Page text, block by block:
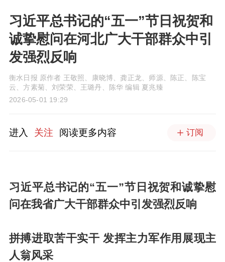
习近平总书记的“五一”节日祝贺和
诚挚慰问在河北广大干部群众中引
发强烈反响
衡水日报 原作者 王敬照、康晓博、龚正龙、师源、陈正、陈宝
云、方素菊、刘荣荣、王璐丹、陈华 编辑 夏兆臻
2026-05-01 19:29
进入 关注 阅读更多内容 订阅
习近平总书记的“五一”节日祝贺和诚挚慰
问在我省广大干部群众中引发强烈反响
拼搏进取苦干实干 发挥主力军作用展现主
人翁风采